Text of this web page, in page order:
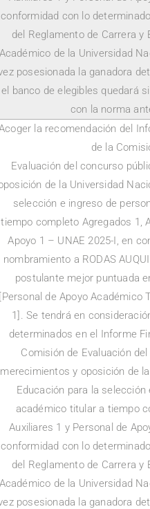
conformidad con lo
del Reglamento de Carrera y
Académico de la Universidad
posesionada la ganadora
el banco de elegibles quedará
con la norma
la recomendación del
de la
Evaluación del concurso
de la Universidad
selección e ingreso de
tiempo completo Agregados 1,
Apoyo 1 – UNAE 2025-I, en
nombramiento a RODAS
postulante mejor puntuada
[Personal de Apoyo Académico
1]. Se tendrá en
determinados en el Informe
Comisión de Evaluación
merecimientos y oposición de
Educación para la
académico titular a tiempo
Auxiliares 1 y Personal de
conformidad con lo
del Reglamento de Carrera y
Académico de la Universidad
posesionada la ganadora